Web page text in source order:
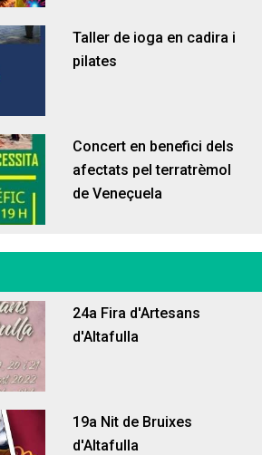
Ocupació
Habitatge
Taller de ioga en cadira i
pilates
Concert en benefici dels
afectats pel terratrèmol
de Veneçuela
24a Fira d'Artesans
d'Altafulla
19a Nit de Bruixes
d'Altafulla